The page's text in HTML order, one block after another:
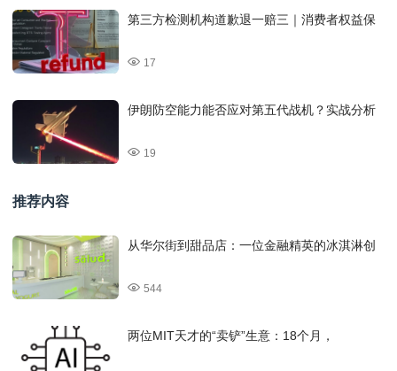
第三方检测机构道歉退一赔三｜消费者权益保
17
伊朗防空能力能否应对第五代战机？实战分析
19
推荐内容
从华尔街到甜品店：一位金融精英的冰淇淋创
544
两位MIT天才的“卖铲”生意：18个月，